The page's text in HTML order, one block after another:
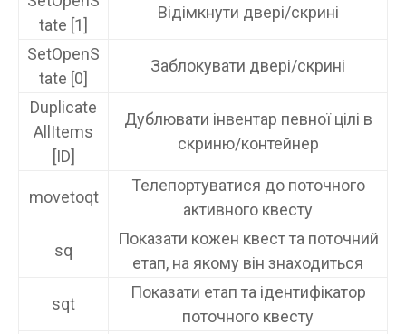
tate [1]
Відімкнути двері/скрині
SetOpenS
tate [0]
Заблокувати двері/скрині
Duplicate
AllItems
[ID]
Дублювати інвентар певної цілі в
скриню/контейнер
movetoqt
Телепортуватися до поточного
активного квесту
sq
Показати кожен квест та поточний
етап, на якому він знаходиться
sqt
Показати етап та ідентифікатор
поточного квесту